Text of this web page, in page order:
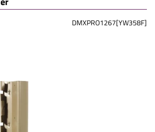
DMXPRO1267[YW358F]